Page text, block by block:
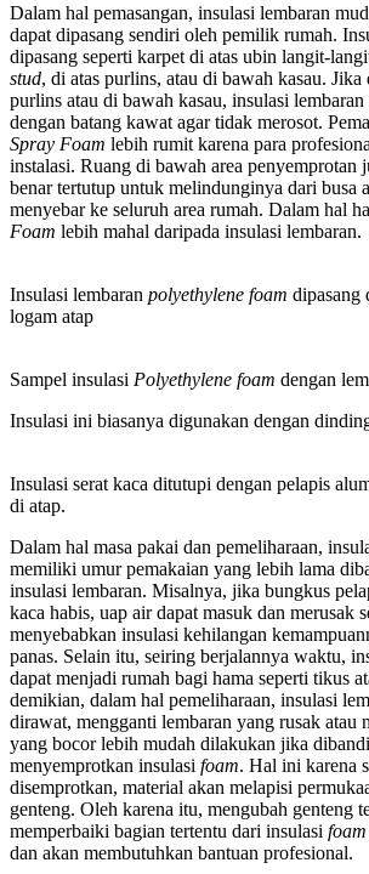
Dalam hal pemasangan, insulasi lembaran
dapat dipasang sendiri oleh pemilik rumah.
dipasang seperti karpet di atas ubin langit-
stud, di atas purlins, atau di bawah kasau. Jika
purlins atau di bawah kasau, insulasi
dengan batang kawat agar tidak merosot.
Spray Foam lebih rumit karena para
instalasi. Ruang di bawah area penyemprotan
benar tertutup untuk melindunginya dari busa
menyebar ke seluruh area rumah. Dalam hal
Foam lebih mahal daripada insulasi lembaran.
Insulasi lembaran polyethylene foam dipasang
logam atap
Sampel insulasi Polyethylene foam dengan
Insulasi ini biasanya digunakan dengan
Insulasi serat kaca ditutupi dengan pelapis
di atap.
Dalam hal masa pakai dan pemeliharaan,
memiliki umur pemakaian yang lebih lama
insulasi lembaran. Misalnya, jika bungkus
kaca habis, uap air dapat masuk dan merusak
menyebabkan insulasi kehilangan
panas. Selain itu, seiring berjalannya waktu,
dapat menjadi rumah bagi hama seperti tikus
demikian, dalam hal pemeliharaan, insulasi
dirawat, mengganti lembaran yang rusak atau
yang bocor lebih mudah dilakukan jika
menyemprotkan insulasi foam. Hal ini karena
disemprotkan, material akan melapisi
genteng. Oleh karena itu, mengubah genteng
memperbaiki bagian tertentu dari insulasi foam
dan akan membutuhkan bantuan profesional.